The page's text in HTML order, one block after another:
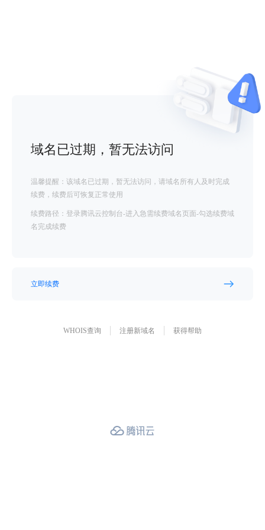
域名已过期，暂无法访问
温馨提醒：该域名已过期，暂无法访问，请域名所有人及时完成
续费，续费后可恢复正常使用
续费路径：登录腾讯云控制台-进入急需续费域名页面-勾选续费域
名完成续费
立即续费
WHOIS查询 注册新域名 获得帮助